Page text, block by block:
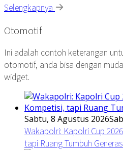
Selengkapnya
Otomotif
Ini adalah contoh keterangan
otomotif, anda bisa dengan
widget.
Sabtu, 8 Agustus 2026
Wakapolri: Kapolri Cup
tapi Ruang Tumbuh